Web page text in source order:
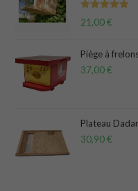
Note 5.00
21,00€
Piège à
37,00€
Plateau
30,90€